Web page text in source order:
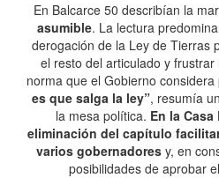
En Balcarce 50 describían la
asumible. La lectura
derogación de la Ley de Tierras
el resto del articulado y
norma que el Gobierno considera
es que salga la ley”, resumía
la mesa política. En la
eliminación del capítulo
varios gobernadores y, en
posibilidades de aprobar